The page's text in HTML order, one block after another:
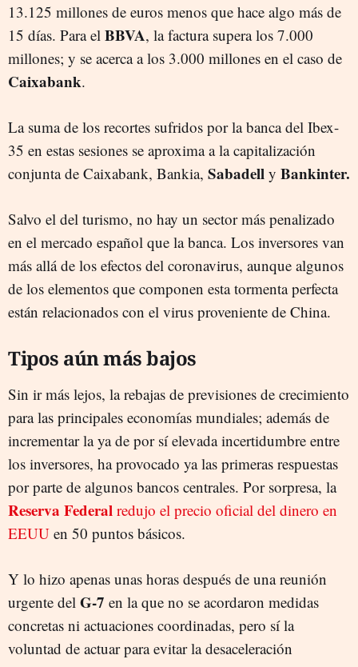
13.125 millones de euros menos que hace algo más de
15 días. Para el BBVA, la factura supera los 7.000
millones; y se acerca a los 3.000 millones en el caso de
Caixabank.
La suma de los recortes sufridos por la banca del Ibex-
35 en estas sesiones se aproxima a la capitalización
conjunta de Caixabank, Bankia, Sabadell y Bankinter.
Salvo el del turismo, no hay un sector más penalizado
en el mercado español que la banca. Los inversores van
más allá de los efectos del coronavirus, aunque algunos
de los elementos que componen esta tormenta perfecta
están relacionados con el virus proveniente de China.
Tipos aún más bajos
Sin ir más lejos, la rebajas de previsiones de crecimiento
para las principales economías mundiales; además de
incrementar la ya de por sí elevada incertidumbre entre
los inversores, ha provocado ya las primeras respuestas
por parte de algunos bancos centrales. Por sorpresa, la
Reserva Federal redujo el precio oficial del dinero en
EEUU en 50 puntos básicos.
Y lo hizo apenas unas horas después de una reunión
urgente del G-7 en la que no se acordaron medidas
concretas ni actuaciones coordinadas, pero sí la
voluntad de actuar para evitar la desaceleración